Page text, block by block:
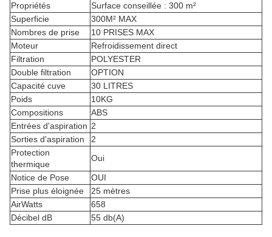
Propriétés
Surface conseillée : 300 m²
Superficie
300M² MAX
Nombres de prise
10 PRISES MAX
Moteur
Refroidissement direct
Filtration
POLYESTER
Double filtration
OPTION
Capacité cuve
30 LITRES
Poids
10KG
Compositions
ABS
Entrées d'aspiration 2
Sorties d'aspiration
2
Protection
thermique
Oui
Notice de Pose
OUI
Prise plus éloignée
25 mètres
AirWatts
658
Décibel dB
55 db(A)